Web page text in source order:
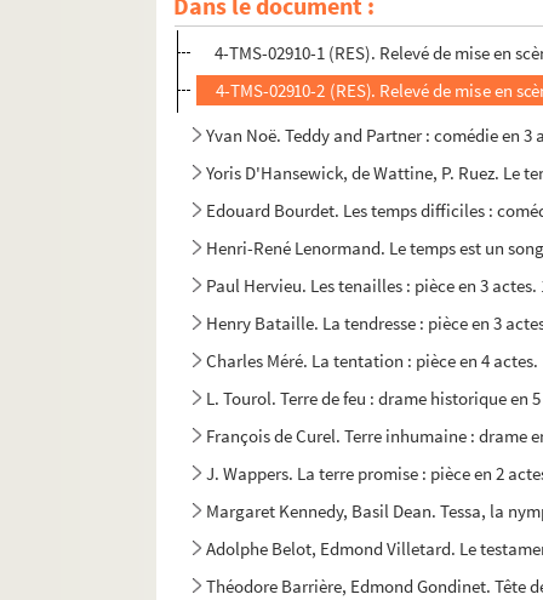
André Mouëzy-Eon, Henri Bataille. T'auras pas
4-TMS-02910-1 (RES). Relevé de mise en
4-TMS-02910-2 (RES). Relevé de mise en
Yvan Noë. Teddy and Partner : comédie en 3
Yoris D'Hansewick, de Wattine, P. Ruez. Le
Edouard Bourdet. Les temps difficiles :
Henri-René Lenormand. Le temps est un
Paul Hervieu. Les tenailles : pièce en 3 actes.
Henry Bataille. La tendresse : pièce en 3
Charles Méré. La tentation : pièce en 4 actes.
L. Tourol. Terre de feu : drame historique en
François de Curel. Terre inhumaine : drame
J. Wappers. La terre promise : pièce en 2
Margaret Kennedy, Basil Dean. Tessa, la
Adolphe Belot, Edmond Villetard. Le
Théodore Barrière, Edmond Gondinet. Tête